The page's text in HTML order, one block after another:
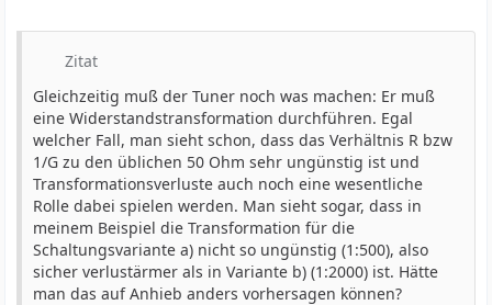
Zitat
Gleichzeitig muß der Tuner noch was machen: Er muß
eine Widerstandstransformation durchführen. Egal
welcher Fall, man sieht schon, dass das Verhältnis R bzw
1/G zu den üblichen 50 Ohm sehr ungünstig ist und
Transformationsverluste auch noch eine wesentliche
Rolle dabei spielen werden. Man sieht sogar, dass in
meinem Beispiel die Transformation für die
Schaltungsvariante a) nicht so ungünstig (1:500), also
sicher verlustärmer als in Variante b) (1:2000) ist. Hätte
man das auf Anhieb anders vorhersagen können?